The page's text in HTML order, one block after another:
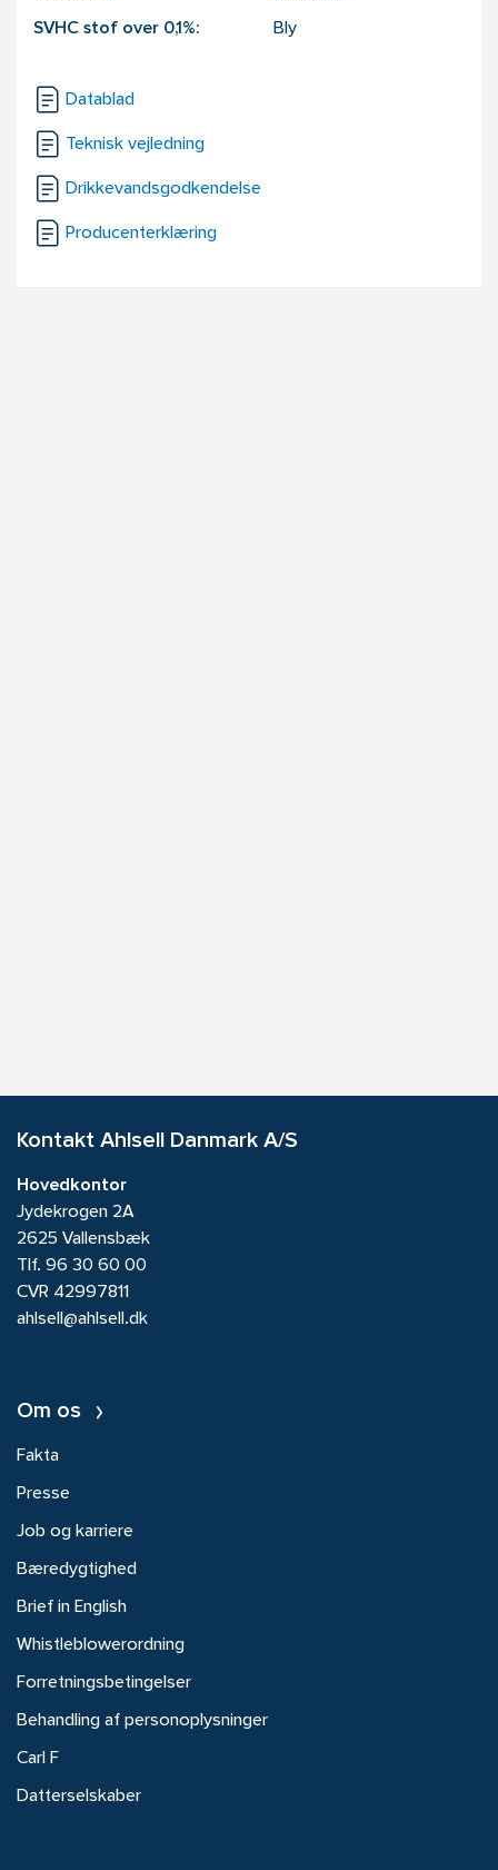
SVHC stof over 0,1%: Bly
Datablad
Teknisk vejledning
Drikkevandsgodkendelse
Producenterklæring
Kontakt Ahlsell Danmark A/S
Hovedkontor
Jydekrogen 2A
2625 Vallensbæk
Tlf. 96 30 60 00
CVR 42997811
ahlsell@ahlsell.dk
Om os
Fakta
Presse
Job og karriere
Bæredygtighed
Brief in English
Whistleblowerordning
Forretningsbetingelser
Behandling af personoplysninger
Carl F
Datterselskaber